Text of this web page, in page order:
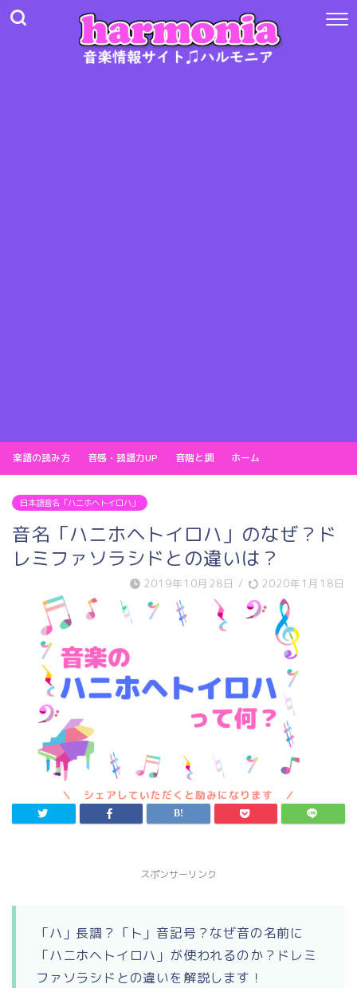
楽譜の読み方 音感・読譜力UP 音階と調 ホーム
日本語音名「ハニホヘトイロハ」
音名「ハニホヘトイロハ」のなぜ？ド
レミファソラシドとの違いは？
2019年10月28日 / 2020年1月18日
スポンサーリンク
「ハ」長調？「ト」音記号？なぜ音の名前に
「ハニホヘトイロハ」が使われるのか？ドレミ
ファソラシドとの違いを解説します！